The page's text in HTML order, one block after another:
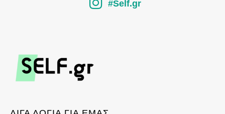
#Self.gr